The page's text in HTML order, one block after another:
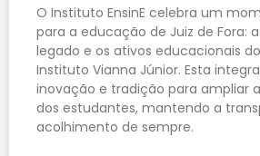
O Instituto EnsinE celebra um
para a educação de Juiz de Fora:
legado e os ativos educacionais
Instituto Vianna Júnior. Esta
inovação e tradição para ampliar
dos estudantes, mantendo a
acolhimento de sempre.